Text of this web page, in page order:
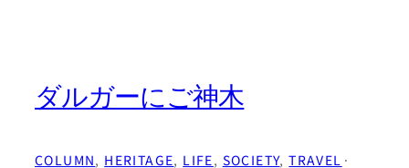
ダルガーにご神木
COLUMN, HERITAGE, LIFE, SOCIETY, TRAVEL ·